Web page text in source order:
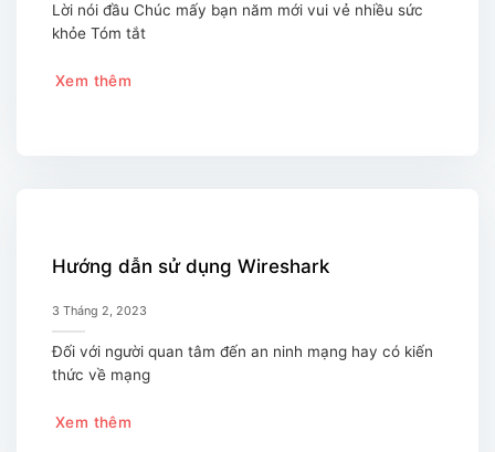
Lời nói đầu Chúc mấy bạn năm mới vui vẻ nhiều sức
khỏe Tóm tắt
Xem thêm
Hướng dẫn sử dụng Wireshark
3 Tháng 2, 2023
Đối với người quan tâm đến an ninh mạng hay có kiến
thức về mạng
Xem thêm